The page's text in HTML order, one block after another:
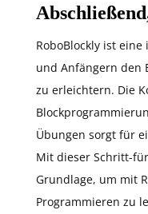
RoboBlockly ist
und Anfängern den
zu erleichtern. Die
Übungen sorgt für
Mit dieser Schritt-
Grundlage, um mit
Programmieren zu